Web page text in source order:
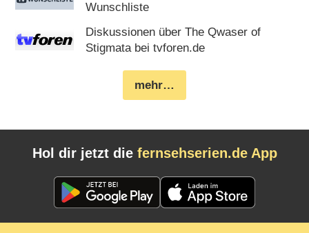
Wunschliste
Diskussionen über The Qwaser of
Stigmata bei tvforen.de
mehr…
Hol dir jetzt die fernsehserien.de App